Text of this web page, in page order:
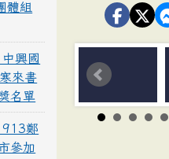
體組
興國
來書
名單
鄭
參加